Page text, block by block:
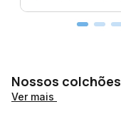
Nossos colchões
Ver mais